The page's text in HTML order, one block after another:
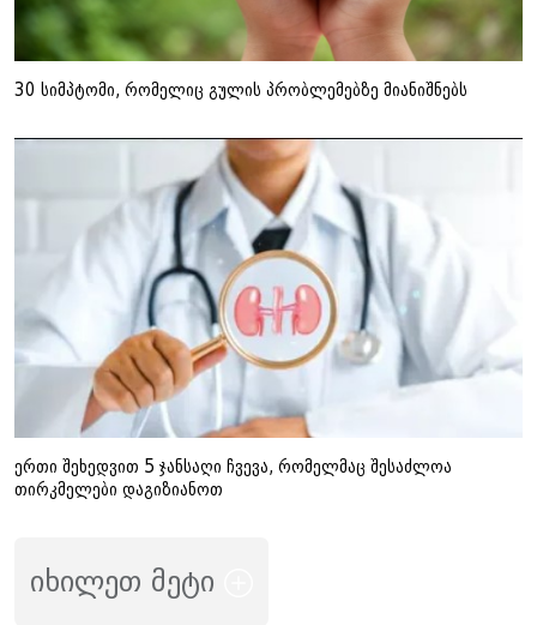
30 სიმპტომი, რომელიც გულის პრობლემებზე მიანიშნებს
ერთი შეხედვით 5 ჯანსაღი ჩვევა, რომელმაც შესაძლოა
თირკმელები დაგიზიანოთ
იხილეთ მეტი